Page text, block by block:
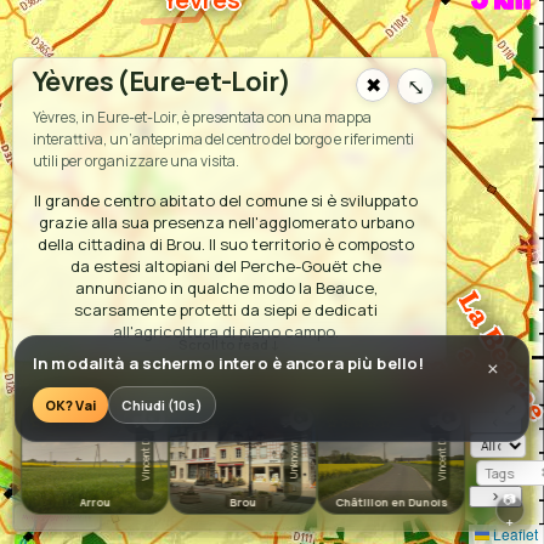
In modalità a schermo intero è ancora più bello!
OK? Vai Chiudi (9s)
×
⤡
✖
Yèvres (Eure-et-Loir)
Yèvres, in Eure-et-Loir, è presentata con una mappa
interattiva, un’anteprima del centro del borgo e riferimenti
utili per organizzare una visita.
Il grande centro abitato del comune si è sviluppato
grazie alla sua presenza nell'agglomerato urbano
della cittadina di Brou. Il suo territorio è composto
da estesi altopiani del Perche-Gouët che
annunciano in qualche modo la Beauce,
scarsamente protetti da siepi e dedicati
all'agricoltura di pieno campo.
Leisure:
📍Brou Fitness
Services:
🚻toilets
Historic:
🪦Monument aux morts
Religion:
📷
☆☆☆☆☆ 💬0
Arrou
Vincent D
☆☆☆☆☆
Brou
Unknown
Châtillon en Dunois
Vincent D
☆☆☆☆☆
Eglise
📷
+
›
B
e
a a
p
r
P
e
Leaflet